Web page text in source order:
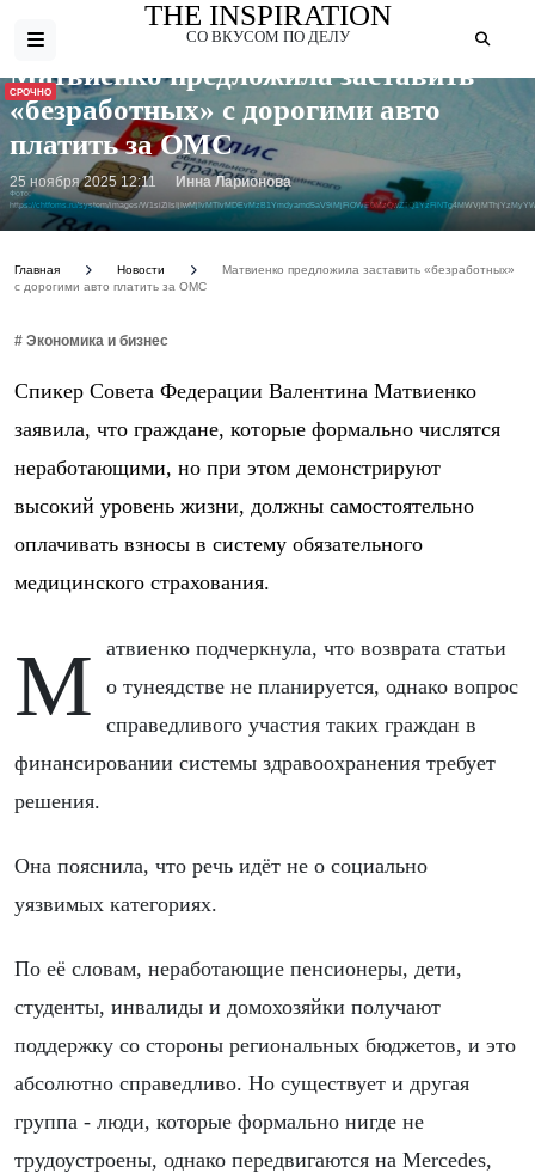
THE INSPIRATION
СО ВКУСОМ ПО ДЕЛУ
СРОЧНО
Фото:
https://chtfoms.ru/system/images/
Матвиенко предложила заставить
«безработных» с дорогими авто
платить за ОМС
25 ноября 2025 12:11 Инна Ларионова
Главная Новости
Матвиенко предложила заставить «безработных»
с дорогими авто платить за ОМС
# Экономика и бизнес
Спикер Совета Федерации Валентина Матвиенко
заявила, что граждане, которые формально числятся
неработающими, но при этом демонстрируют
высокий уровень жизни, должны самостоятельно
оплачивать взносы в систему обязательного
медицинского страхования.
Матвиенко подчеркнула, что возврата статьи
о тунеядстве не планируется, однако вопрос
справедливого участия таких граждан в
финансировании системы здравоохранения требует
решения.
Она пояснила, что речь идёт не о социально
уязвимых категориях.
По её словам, неработающие пенсионеры, дети,
студенты, инвалиды и домохозяйки получают
поддержку со стороны региональных бюджетов, и это
абсолютно справедливо. Но существует и другая
группа - люди, которые формально нигде не
трудоустроены, однако передвигаются на Mercedes,